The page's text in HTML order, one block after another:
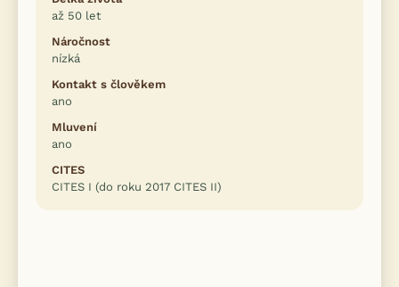
až 50 let
Náročnost
nízká
Kontakt s člověkem
ano
Mluvení
ano
CITES
CITES I (do roku 2017 CITES II)